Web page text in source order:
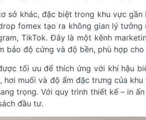
khác, đặc biệt trong khu vực gần
fomex tạo ra không gian lý
TikTok. Đây là một kênh
bảo độ cứng và độ bền, phù hợp
tối ưu để thích ứng với khí hậu
muối và độ ẩm đặc trưng của
trọng. Với quy trình thiết kế – in
đầu tư.